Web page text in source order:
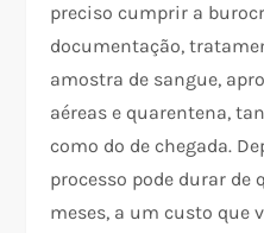
preciso cumprir a
documentação,
amostra de sangue,
aéreas e quarentena,
como do de chegada.
processo pode durar de
meses, a um custo que